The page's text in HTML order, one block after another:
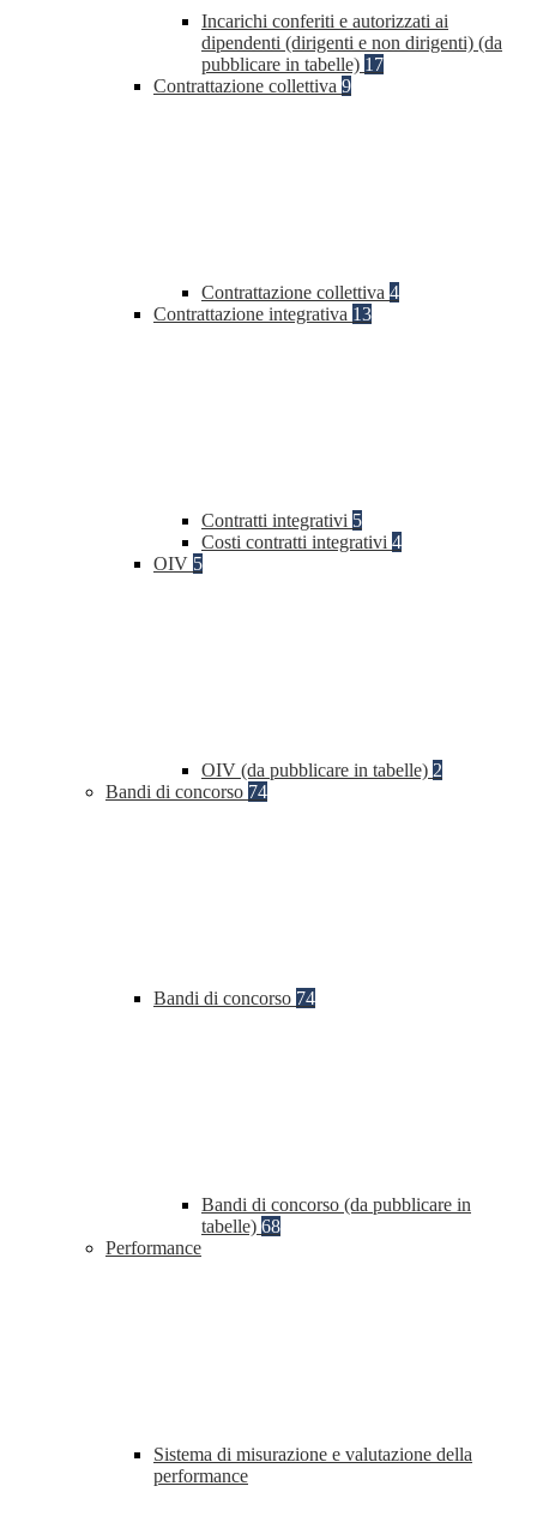
Incarichi conferiti e autorizzati ai
dipendenti (dirigenti e non dirigenti) (da
pubblicare in tabelle) 17
Contrattazione collettiva 9
Contrattazione collettiva 4
Contrattazione integrativa 13
Contratti integrativi 5
Costi contratti integrativi 4
OIV 5
OIV (da pubblicare in tabelle) 2
Bandi di concorso 74
Bandi di concorso 74
Bandi di concorso (da pubblicare in
tabelle) 68
Performance
Sistema di misurazione e valutazione della
performance